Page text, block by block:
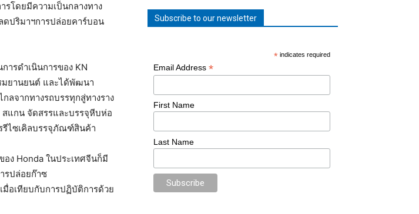
โดยมีความเป็นกลางทาง
ปริมาฯการปล่อยคาร์บอน
ารดำเนินการของ KN
มยานยนต์ และได้พัฒนา
ลจากทางรถบรรทุกสู่ทางราง
แกน จัดสรรและบรรจุหีบห่อ
รีไซเคิลบรรจุภัณฑ์สินค้า
ง Honda ในประเทศจีนก็มี
รปล่อยก๊าซ
มื่อเทียบกับการปฏิบัติการด้วย
Subscribe to our newsletter
* indicates required
Email Address *
First Name
Last Name